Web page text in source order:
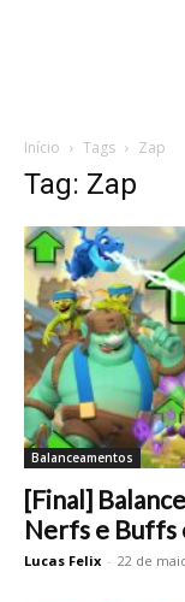
Início Tags Zap
Tag: Zap
Balanceamentos
[Final]
Nerfs e Buffs
Lucas Felix - 22 de